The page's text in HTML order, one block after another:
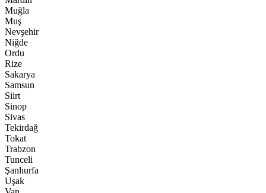
Muğla
Muş
Nevşehir
Niğde
Ordu
Rize
Sakarya
Samsun
Siirt
Sinop
Sivas
Tekirdağ
Tokat
Trabzon
Tunceli
Şanlıurfa
Uşak